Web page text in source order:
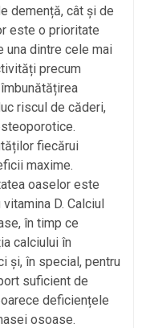
demență, cât și de
este o prioritate
una dintre cele mai
precum
riscul de căderi,
fiecărui
maxime.
oaselor este
D. Calciul
în timp ce
calciului în
și, în special, pentru
suficient de
deficiențele
osoase.